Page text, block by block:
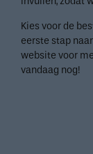
Kies voor de
eerste stap
website voor
vandaag nog!